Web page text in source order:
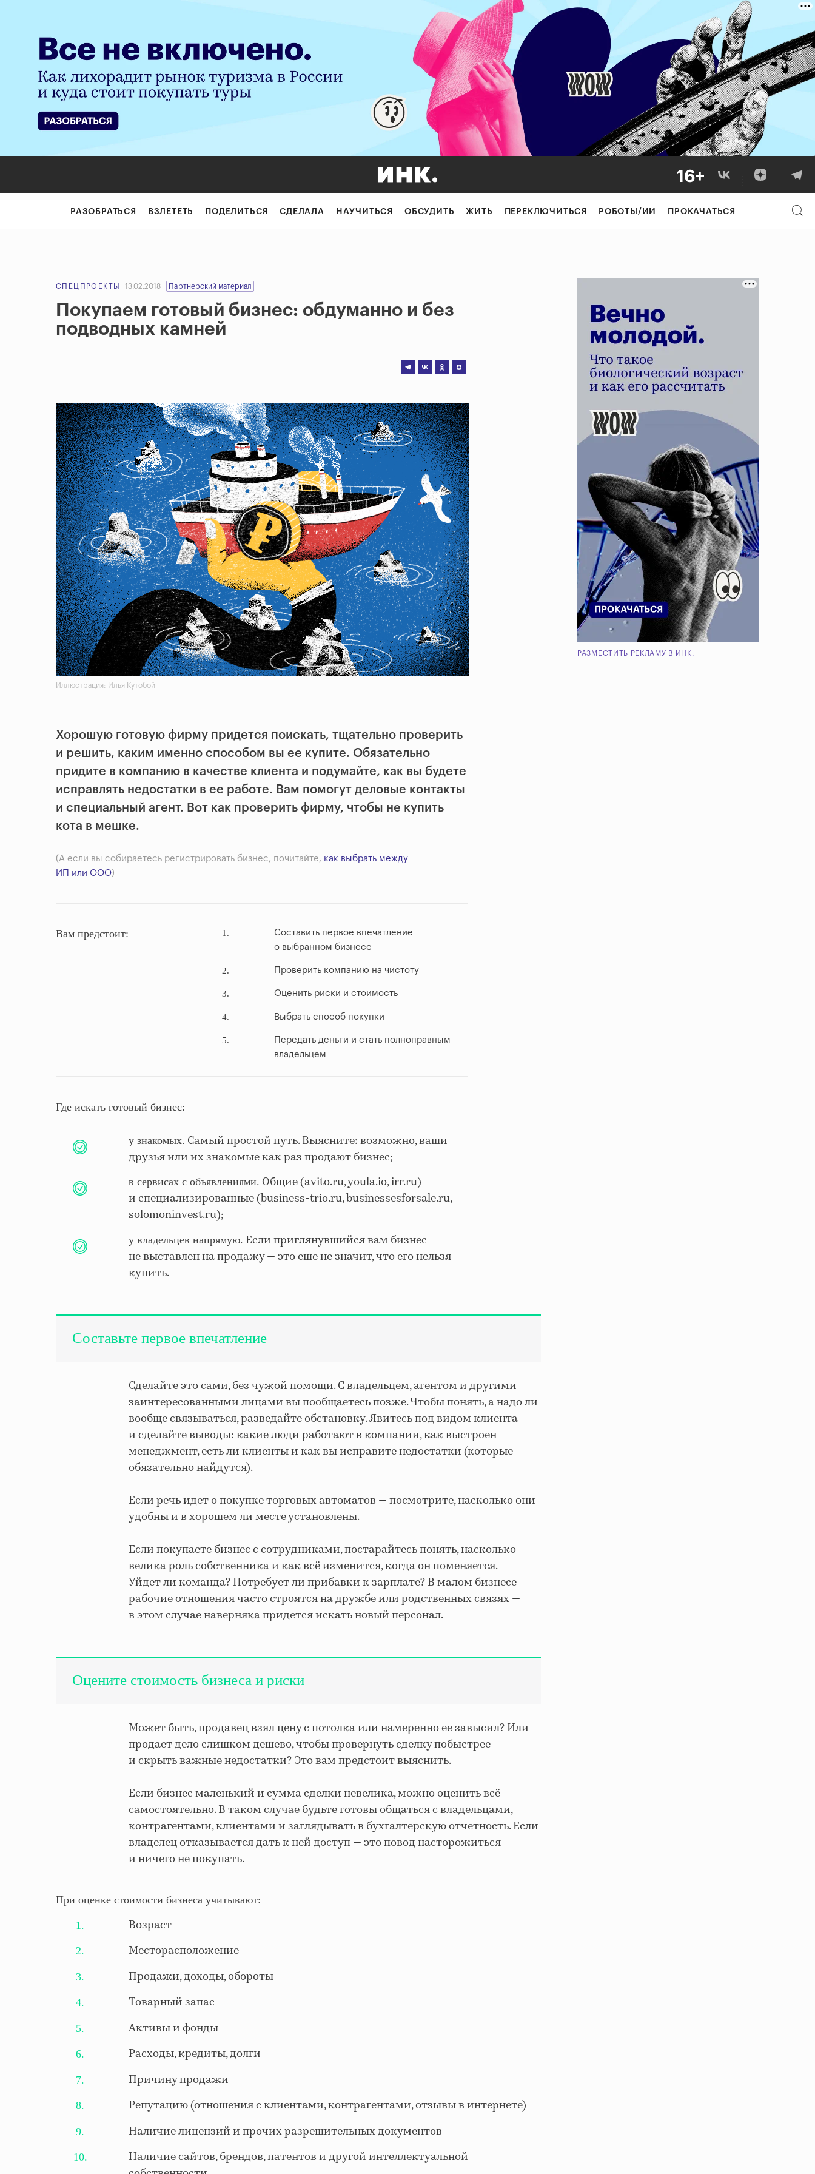
РАЗОБРАТЬСЯ ВЗЛЕТЕТЬ ПОДЕЛИТЬСЯ СДЕЛАЛА НАУЧИТЬСЯ ОБСУДИТЬ ЖИТЬ ПЕРЕКЛЮЧИТЬСЯ РОБОТЫ/ИИ ПРОКАЧАТЬСЯ
СПЕЦПРОЕКТЫ 13.02.2018 Партнерский материал
Покупаем готовый бизнес: обдуманно и без
подводных камней
Иллюстрация: Илья Кутобой
РАЗМЕСТИТЬ РЕКЛАМУ В ИНК.
Хорошую готовую фирму придется поискать, тщательно проверить
и решить, каким именно способом вы ее купите. Обязательно
придите в компанию в качестве клиента и подумайте, как вы будете
исправлять недостатки в ее работе. Вам помогут деловые контакты
и специальный агент. Вот как проверить фирму, чтобы не купить
кота в мешке.
(А если вы собираетесь регистрировать бизнес, почитайте, как выбрать между
ИП или ООО)
Вам предстоит: 1.
Составить первое впечатление
о выбранном бизнесе
2. Проверить компанию на чистоту
3. Оценить риски и стоимость
4. Выбрать способ покупки
5.
Передать деньги и стать полноправным
владельцем
Где искать готовый бизнес:
у знакомых. Самый простой путь. Выясните: возможно, ваши
друзья или их знакомые как раз продают бизнес;
в сервисах с объявлениями. Общие (avito.ru, youla.io, irr.ru)
и специализированные (business-trio.ru, businessesforsale.ru,
solomoninvest.ru);
у владельцев напрямую. Если приглянувшийся вам бизнес
не выставлен на продажу — это еще не значит, что его нельзя
купить.
Составьте первое впечатление
Сделайте это сами, без чужой помощи. С владельцем, агентом и другими
заинтересованными лицами вы пообщаетесь позже. Чтобы понять, а надо ли
вообще связываться, разведайте обстановку. Явитесь под видом клиента
и сделайте выводы: какие люди работают в компании, как выстроен
менеджмент, есть ли клиенты и как вы исправите недостатки (которые
обязательно найдутся).
Если речь идет о покупке торговых автоматов — посмотрите, насколько они
удобны и в хорошем ли месте установлены.
Если покупаете бизнес с сотрудниками, постарайтесь понять, насколько
велика роль собственника и как всё изменится, когда он поменяется.
Уйдет ли команда? Потребует ли прибавки к зарплате? В малом бизнесе
рабочие отношения часто строятся на дружбе или родственных связях —
в этом случае наверняка придется искать новый персонал.
Оцените стоимость бизнеса и риски
Может быть, продавец взял цену с потолка или намеренно ее завысил? Или
продает дело слишком дешево, чтобы провернуть сделку побыстрее
и скрыть важные недостатки? Это вам предстоит выяснить.
Если бизнес маленький и сумма сделки невелика, можно оценить всё
самостоятельно. В таком случае будьте готовы общаться с владельцами,
контрагентами, клиентами и заглядывать в бухгалтерскую отчетность. Если
владелец отказывается дать к ней доступ — это повод насторожиться
и ничего не покупать.
При оценке стоимости бизнеса учитывают:
1. Возраст
2. Месторасположение
3. Продажи, доходы, обороты
4. Товарный запас
5. Активы и фонды
6. Расходы, кредиты, долги
7. Причину продажи
8. Репутацию (отношения с клиентами, контрагентами, отзывы в интернете)
9. Наличие лицензий и прочих разрешительных документов
10.
Наличие сайтов, брендов, патентов и другой интеллектуальной